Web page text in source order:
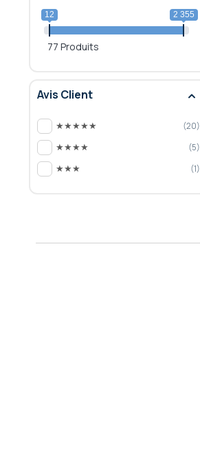
12 2 355
77 Produits
Avis Client
★★★★★ 20
★★★★ 5
★★★ 1